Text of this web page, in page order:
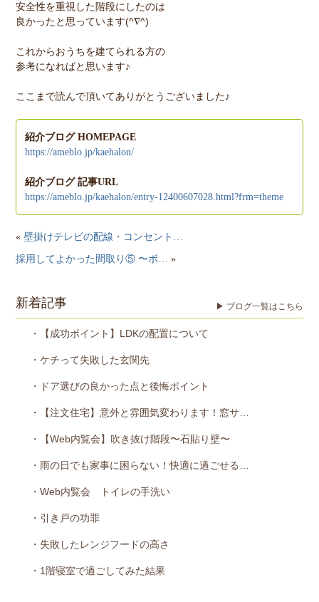
安全性を重視した階段にしたのは
良かったと思っています(^∇^)
これからおうちを建てられる方の
参考になればと思います♪
ここまで読んで頂いてありがとうございました♪
紹介ブログ HOMEPAGE
https://ameblo.jp/kaehalon/
紹介ブログ 記事URL
https://ameblo.jp/kaehalon/entry-12400607028.html?frm=theme
«壁掛けテレビの配線・コンセント…
採用してよかった間取り⑤ 〜ボ… »
新着記事 ▶ ブログ一覧はこちら
・【成功ポイント】LDKの配置について
・ケチって失敗した玄関先
・ドア選びの良かった点と後悔ポイント
・【注文住宅】意外と雰囲気変わります！窓サ…
・【Web内覧会】吹き抜け階段〜石貼り壁〜
・雨の日でも家事に困らない！快適に過ごせる…
・Web内覧会 トイレの手洗い
・引き戸の功罪
・失敗したレンジフードの高さ
・1階寝室で過ごしてみた結果